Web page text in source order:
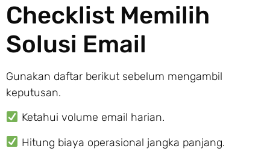
Checklist Memilih
Solusi Email
Gunakan daftar berikut sebelum mengambil
keputusan.
Ketahui volume email harian.
Hitung biaya operasional jangka panjang.